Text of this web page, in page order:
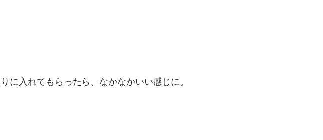
入れてもらったら、なかなかいい感じに。